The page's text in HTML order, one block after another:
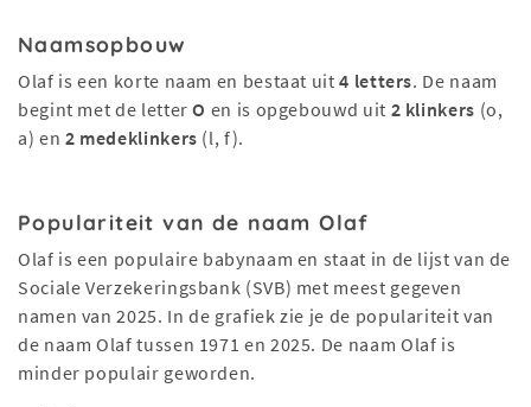
Naamsopbouw
Olaf is een korte naam en bestaat uit4 letters. De naam
begint met de letterO en is opgebouwd uit 2 klinkers (o,
a) en 2 medeklinkers (l, f).
Populariteit van de naam Olaf
Olaf is een populaire babynaam en staat in de lijst van de
Sociale Verzekeringsbank (SVB) met meest gegeven
namen van 2025. In de grafiek zie je de populariteit van
de naam Olaf tussen 1971 en 2025. De naam Olaf is
minder populair geworden.